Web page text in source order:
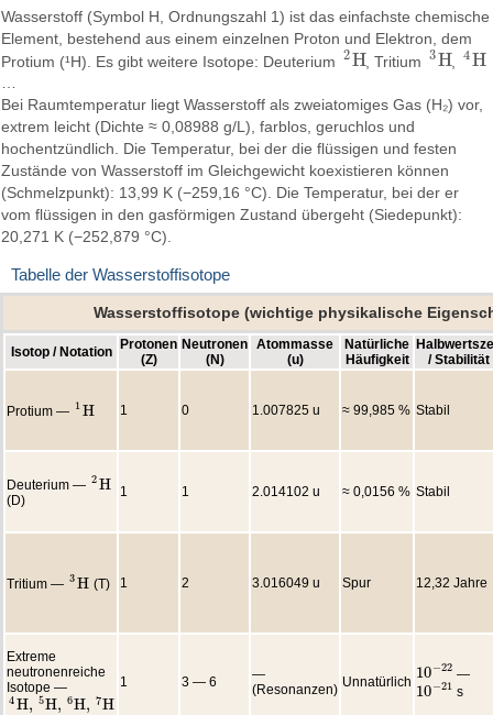
Wasserstoff (Symbol H, Ordnungszahl 1) ist das einfachste chemische
Element, bestehend aus einem einzelnen Proton und Elektron, dem
Protium (¹H). Es gibt weitere Isotope: Deuterium 2H
2H , Tritium 3H
3H , 4H
4H
…
Bei Raumtemperatur liegt Wasserstoff als zweiatomiges Gas (H₂) vor,
extrem leicht (Dichte ≈ 0,08988 g/L), farblos, geruchlos und
hochentzündlich. Die Temperatur, bei der die flüssigen und festen
Zustände von Wasserstoff im Gleichgewicht koexistieren können
(Schmelzpunkt): 13,99 K (−259,16 °C). Die Temperatur, bei der er
vom flüssigen in den gasförmigen Zustand übergeht (Siedepunkt):
20,271 K (−252,879 °C).
Tabelle der Wasserstoffisotope
Wasserstoffisotope (wichtige physikalische
Isotop / Notation Protonen
(Z)
Neutronen
(N)
Atommasse
(u)
Natürliche
Häufigkeit
/ Stabilität
Protium — 1H
1H 1 0 1.007825 u ≈ 99,985 % Stabil
Deuterium — 2H
2H
(D)
1 1 2.014102 u ≈ 0,0156 % Stabil
Tritium — 3H
3H (T) 1 2 3.016049 u Spur 12,32 Jahre
Extreme
neutronenreiche
Isotope —
4H, 5H, 6H, 7H
4H,5 H,6H ,7H
1 3 — 6
—
(Resonanzen) Unnatürlich 10−22
10 22 —
10−21
10−21 s